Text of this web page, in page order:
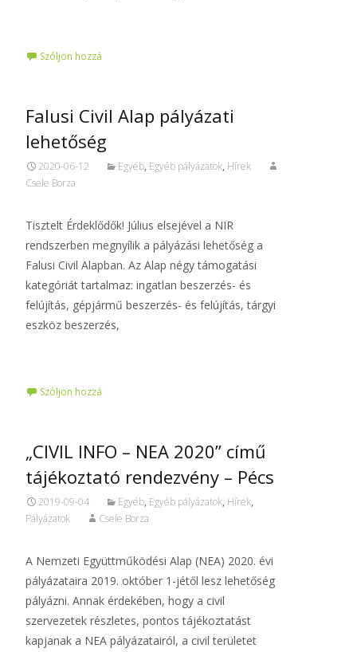
Szóljon hozzá
Falusi Civil Alap pályázati
lehetőség
2020-06-12 Egyéb, Egyéb pályázatok, Hírek
Csele Borza
Tisztelt Érdeklődők! Július elsejével a NIR
rendszerben megnyílik a pályázási lehetőség a
Falusi Civil Alapban. Az Alap négy támogatási
kategóriát tartalmaz: ingatlan beszerzés- és
felújítás, gépjármű beszerzés- és felújítás, tárgyi
eszköz beszerzés,
Szóljon hozzá
„CIVIL INFO – NEA 2020” című
tájékoztató rendezvény – Pécs
2019-09-04 Egyéb, Egyéb pályázatok, Hírek,
Pályázatok
Csele Borza
A Nemzeti Együttműködési Alap (NEA) 2020. évi
pályázataira 2019. október 1-jétől lesz lehetőség
pályázni. Annak érdekében, hogy a civil
szervezetek részletes, pontos tájékoztatást
kapjanak a NEA pályázatairól, a civil területet